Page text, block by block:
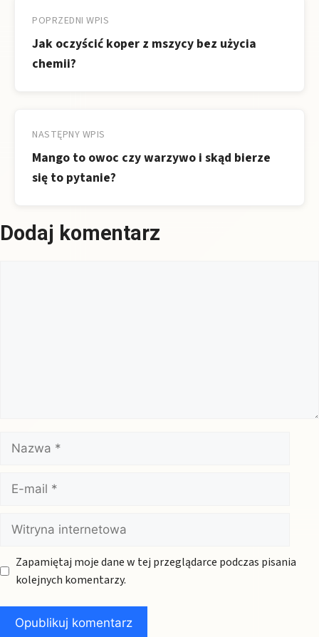
wpisu
POPRZEDNI WPIS
Jak oczyścić koper z mszycy bez użycia
chemii?
NASTĘPNY WPIS
Mango to owoc czy warzywo i skąd bierze
się to pytanie?
Dodaj komentarz
Nazwa
mail
Witryna
internetowa
Zapamiętaj moje dane w tej przeglądarce podczas pisania
kolejnych komentarzy.